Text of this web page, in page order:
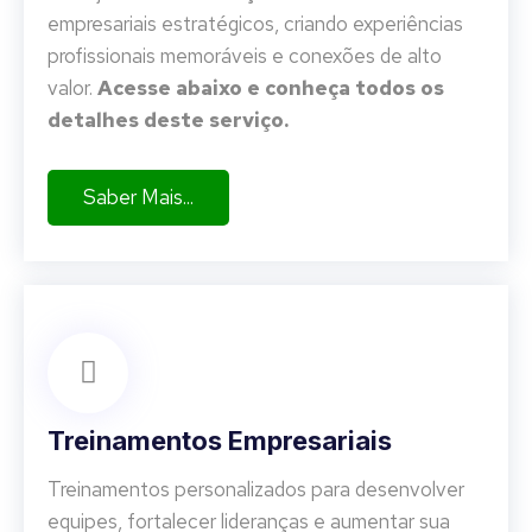
empresariais estratégicos, criando experiências
profissionais memoráveis e conexões de alto
valor. Acesse abaixo e conheça todos os
detalhes deste serviço.
Saber Mais...
Treinamentos Empresariais
Treinamentos personalizados para desenvolver
equipes, fortalecer lideranças e aumentar sua